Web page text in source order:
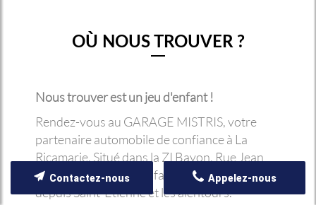
OÙ NOUS TROUVER ?
Nous trouver est un jeu d'enfant !
Rendez-vous au GARAGE MISTRIS, votre
partenaire automobile de confiance à La
Ricamarie. Situé dans la ZI Bayon, Rue Jean
Moulin, nous sommes facilement accessibles
depuis Saint-Étienne et les alentours.
Appelez-nous
Contactez-nous